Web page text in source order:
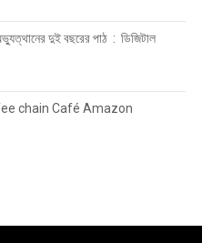
দুই বছরের পাঠ : ডিজিটাল
chain Café Amazon